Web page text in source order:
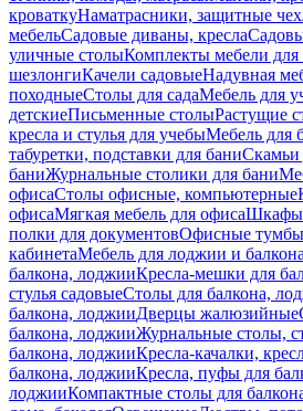
кроваткуНаматрасники, защитные
мебельСадовые диваны, кресла
уличные столыКомплекты мебели для
шезлонгиКачели садовыеНадувная
походныеСтолы для садаМебель для
детскиеПисьменные столыРастущие
кресла и стулья для учебыМебель для
табуретки, подставки для баниСкамьи
баниЖурнальные столики для бани
офисаСтолы офисные, компьютерные
офисаМягкая мебель для офисаШкафы
полки для документовОфисные тумбы
кабинетаМебель для лоджии и балкона
балкона, лоджииКресла-мешки для
стулья садовыеСтолы для балкона,
балкона, лоджииДверцы жалюзийные
балкона, лоджииЖурнальные столы,
балкона, лоджииКресла-качалки,
балкона, лоджииКресла, пуфы для
лоджииКомпактные столы для